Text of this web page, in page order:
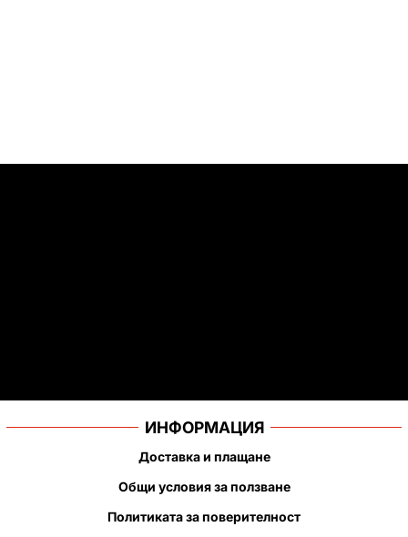
ИНФОРМАЦИЯ
Доставка и плащане
Общи условия за ползване
Политиката за поверителност